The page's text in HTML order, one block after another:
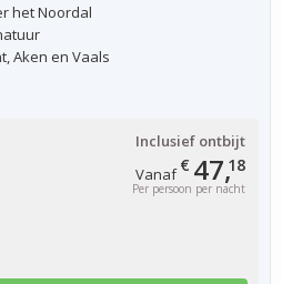
Vanaf€ 47,18
Per persoon per nacht
Inclusief ontbijt
het Noordal
Aken en Vaals